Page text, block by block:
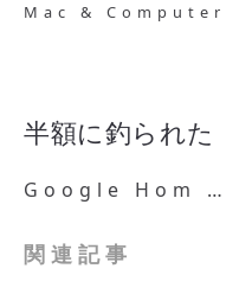
Mac & Computer
半額に釣られた
Google Hom …
関連記事